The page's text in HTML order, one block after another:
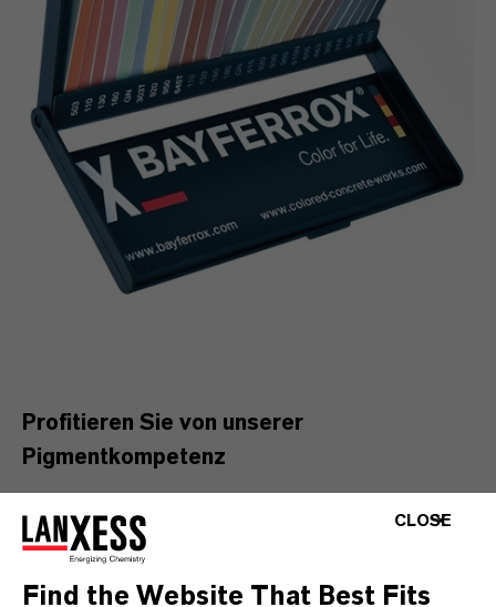
Profitieren Sie von unserer
Pigmentkompetenz
Bei der Entwicklung farbig gedruckter 3D-
Projekte ist eine fundierte Pigmentberatung
eine wertvolle Hilfe. Ob der Beton in seinem
CLOSE
Find the Website That Best Fits